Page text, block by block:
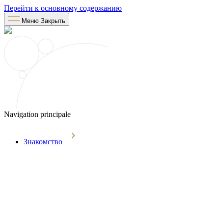
Перейти к основному содержанию
Меню Закрыть
Navigation principale
Знакомство